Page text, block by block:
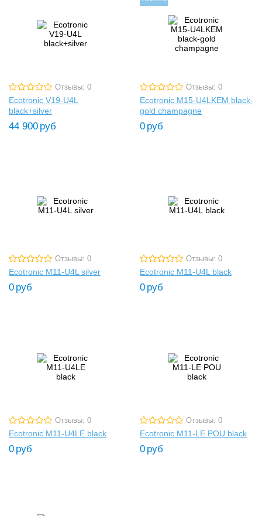
Отзывы: 0
Ecotronic V19-U4L
black+silver
44 900 руб
Отзывы: 0
Ecotronic M15-U4LKEM black-
gold champagne
0 руб
Отзывы: 0
Ecotronic M11-U4L silver
0 руб
Отзывы: 0
Ecotronic M11-U4L black
0 руб
Отзывы: 0
Ecotronic M11-U4LE black
0 руб
Отзывы: 0
Ecotronic M11-LE POU black
0 руб